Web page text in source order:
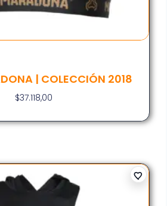
| COLECCIÓN 2018
$37.118,00